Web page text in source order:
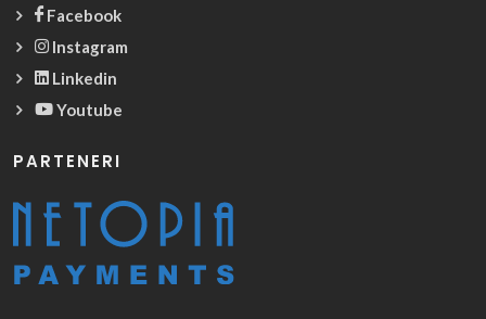
Facebook
Instagram
Linkedin
Youtube
PARTENERI